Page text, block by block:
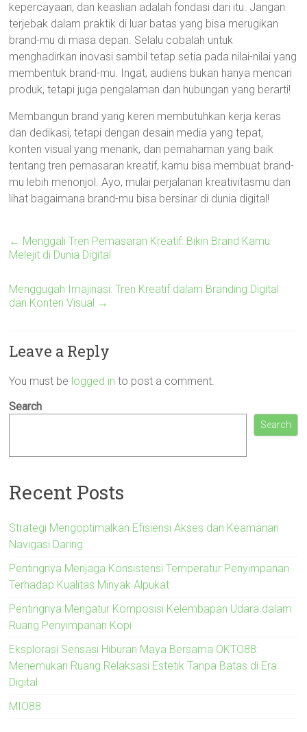
kepercayaan, dan keaslian adalah fondasi dari itu. Jangan
terjebak dalam praktik di luar batas yang bisa merugikan
brand-mu di masa depan. Selalu cobalah untuk
menghadirkan inovasi sambil tetap setia pada nilai-nilai yang
membentuk brand-mu. Ingat, audiens bukan hanya mencari
produk, tetapi juga pengalaman dan hubungan yang berarti!
Membangun brand yang keren membutuhkan kerja keras
dan dedikasi, tetapi dengan desain media yang tepat,
konten visual yang menarik, dan pemahaman yang baik
tentang tren pemasaran kreatif, kamu bisa membuat brand-
mu lebih menonjol. Ayo, mulai perjalanan kreativitasmu dan
lihat bagaimana brand-mu bisa bersinar di dunia digital!
← Menggali Tren Pemasaran Kreatif: Bikin Brand Kamu
Melejit di Dunia Digital
Menggugah Imajinasi: Tren Kreatif dalam Branding Digital
dan Konten Visual →
Leave a Reply
You must be logged in to post a comment.
Search
Search
Recent Posts
Strategi Mengoptimalkan Efisiensi Akses dan Keamanan
Navigasi Daring
Pentingnya Menjaga Konsistensi Temperatur Penyimpanan
Terhadap Kualitas Minyak Alpukat
Pentingnya Mengatur Komposisi Kelembapan Udara dalam
Ruang Penyimpanan Kopi
Eksplorasi Sensasi Hiburan Maya Bersama OKTO88:
Menemukan Ruang Relaksasi Estetik Tanpa Batas di Era
Digital
MIO88